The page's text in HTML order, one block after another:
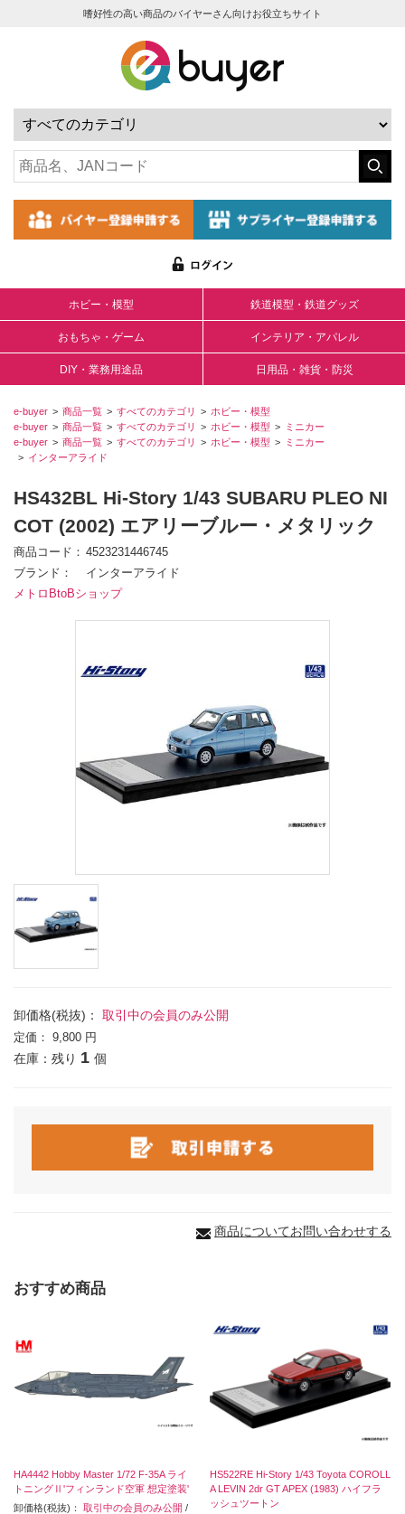
嗜好性の高い商品のバイヤーさん向けお役立ちサイト
ホビー・模型 鉄道模型・鉄道グッズ
おもちゃ・ゲーム インテリア・アパレル
DIY・業務用途品 日用品・雑貨・防災
e-buyer 商品一覧 すべてのカテゴリ
ホビー・模型
e-buyer
商品一覧 すべてのカテゴリ ホビー・模型
ミニカー
e-buyer
商品一覧 すべてのカテゴリ ホビー・模型
ミニカー
インターアライド
HS432BL Hi-Story 1/43 SUBARU PLEO NI
COT (2002) エアリーブルー・メタリック
商品コード
4523231446745
ブランド
インターアライド
メトロBtoBショップ
卸価格(税抜)： 取引中の会員のみ公開
定価： 9,800 円
在庫：残り 1 個
商品についてお問い合わせする
おすすめ商品
HA4442 Hobby Master 1/72 F-35A ライ
トニングⅡ'フィンランド空軍 想定塗装'
卸価格(税抜)： 取引中の会員のみ公開 /
HS522RE Hi-Story 1/43 Toyota COROLL
A LEVIN 2dr GT APEX (1983) ハイフラ
ッシュツートン